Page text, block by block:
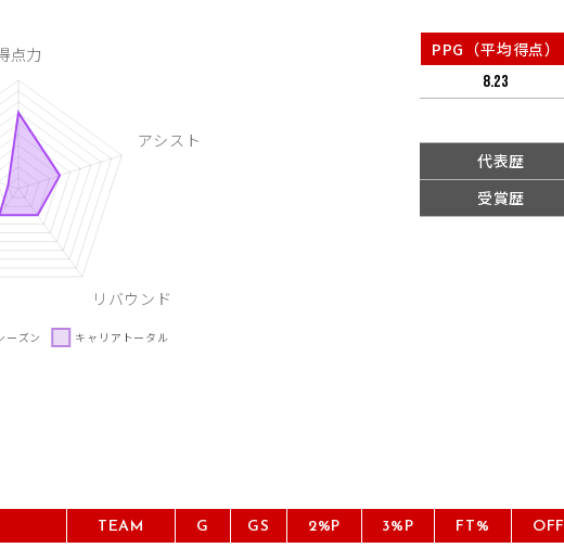
PPG（平均得点）
8.23
代表歴
受賞歴
TEAM G GS 2%P 3%P FT% OFF